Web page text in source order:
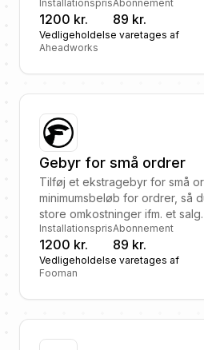
Installationspris
1200 kr.
Abonnement
89 kr.
Vedligeholdelse varetages af
Aheadworks
Gebyr for små ordrer
Tilføj et ekstragebyr for små
minimumsbeløb for ordrer, så
store omkostninger ifm. et salg.
Installationspris
1200 kr.
Abonnement
89 kr.
Vedligeholdelse varetages af
Fooman